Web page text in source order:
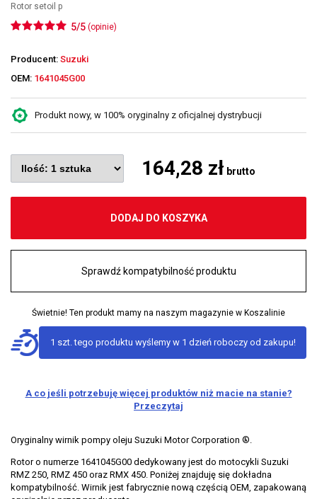
Rotor setoil p
5/5 (opinie)
Producent: Suzuki
OEM: 1641045G00
Produkt nowy, w 100% oryginalny z oficjalnej dystrybucji
164,28 zł brutto
DODAJ DO KOSZYKA
Sprawdź kompatybilność produktu
Świetnie! Ten produkt mamy na naszym magazynie w Koszalinie
1 szt. tego produktu wyślemy w 1 dzień roboczy od zakupu!
A co jeśli potrzebuję więcej produktów niż macie na stanie?
Przeczytaj
Oryginalny wirnik pompy oleju Suzuki Motor Corporation ®.
Rotor o numerze 1641045G00 dedykowany jest do motocykli Suzuki
RMZ 250, RMZ 450 oraz RMX 450. Poniżej znajduję się dokładna
kompatybilność. Wirnik jest fabrycznie nową częścią OEM, zapakowaną